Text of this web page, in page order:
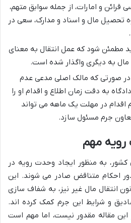
قرائن و امارات، از جمله سوابق متهم،
تحصیل مال و اسناد و مدارک، سعی در
مطمئن شود که عمل انتقال به معنای
به دیگری واگذار شده است.
در صورتی که مالک اصلی مدعی عدم
به دقت زمان اطلاع و اقدام او را
اقدام در مهلت یک ماهه می تواند
جرم مسئول سازد.
رویه مهم
کشور، به منظور ایجاد وحدت رویه در
احکام متناقض صادر می شوند. این
انتقال مال غیر نیز، به شفاف سازی
و شرایط این جرم کمک کرده اند.
این مقاله مقدور نیست، اما مهم است